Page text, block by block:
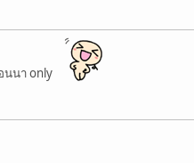
นนา only